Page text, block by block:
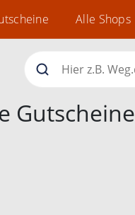
Alle Shops
Gutscheine